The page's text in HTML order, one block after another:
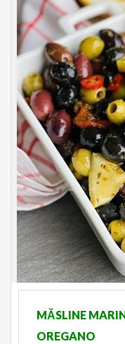
MĂSLINE
OREGANO